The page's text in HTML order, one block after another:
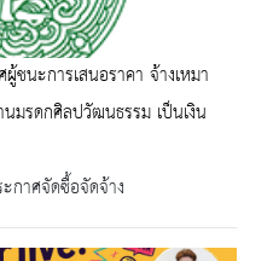
ชนะการเสนอราคา จ้างเหมา
มรดกศิลปวัฒนธรรม เป็นเงิน
าศจัดซื้อจัดจ้าง